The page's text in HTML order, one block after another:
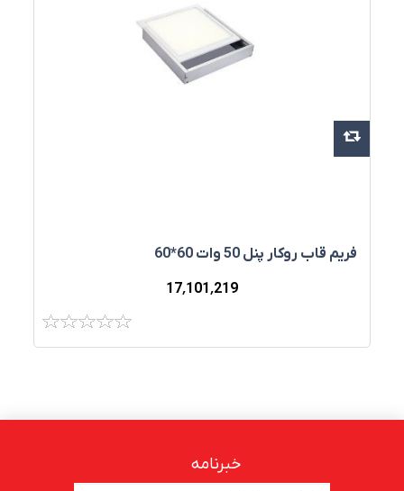
فریم قاب روکار پنل 50 وات 60*60
17٬101٬219
خبرنامه